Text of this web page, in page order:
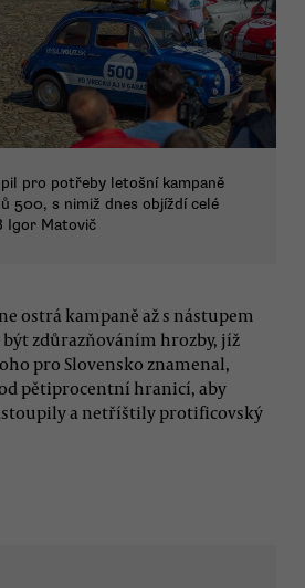
pro potřeby letošní kampaně
500, s nimiž dnes objíždí celé
Igor Matovič
ostrá kampaně až s nástupem
být zdůrazňováním hrozby, jíž
pro Slovensko znamenal,
pětiprocentní hranicí, aby
a netříštily protificovský